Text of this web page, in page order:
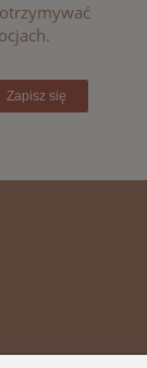
Zapisz się